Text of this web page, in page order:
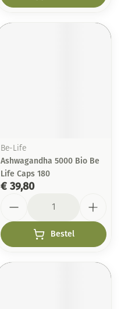
Be-Life
Ashwagandha 5000 Bio Be
Life Caps 180
€ 39,80
Bestel